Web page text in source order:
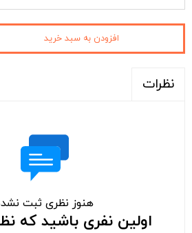
افزودن به سبد خرید
نظرات
هنوز نظری ثبت
اولین نفری باشید که